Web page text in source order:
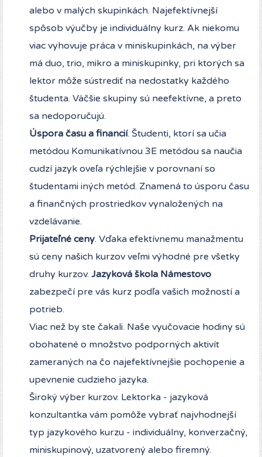
alebo v malých skupinkách. Najefektívnejší
spôsob výučby je individuálny kurz. Ak niekomu
viac vyhovuje práca v miniskupinkách, na výber
má duo, trio, mikro a miniskupinky, pri ktorých sa
lektor môže sústrediť na nedostatky každého
študenta. Väčšie skupiny sú neefektívne, a preto
sa nedoporučujú.
Úspora času a financií. Študenti, ktorí sa učia
metódou Komunikatívnou 3E metódou sa naučia
cudzí jazyk oveľa rýchlejšie v porovnaní so
študentami iných metód. Znamená to úsporu času
a finančných prostriedkov vynaložených na
vzdelávanie.
Prijateľné ceny. Vďaka efektívnemu manažmentu
sú ceny našich kurzov veľmi výhodné pre všetky
druhy kurzov. Jazyková škola Námestovo
zabezpečí pre vás kurz podľa vašich možností a
potrieb.
Viac než by ste čakali. Naše vyučovacie hodiny sú
obohatené o množstvo podporných aktivít
zameraných na čo najefektívnejšie pochopenie a
upevnenie cudzieho jazyka.
Široký výber kurzov. Lektorka - jazyková
konzultantka vám pomôže vybrať najvhodnejší
typ jazykového kurzu - individuálny, konverzačný,
miniskupinový, uzatvorený alebo firemný.